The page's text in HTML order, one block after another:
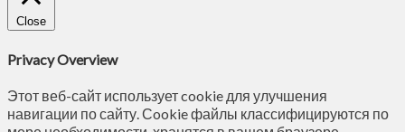
Close
Privacy Overview
Этот веб-сайт использует cookie для улучшения
навигации по сайту. Сookie файлы классифицируются по